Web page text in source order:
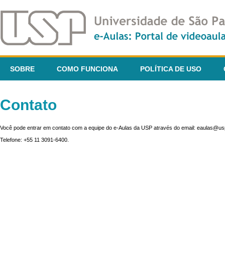
SOBRE COMO FUNCIONA POLÍTICA DE USO
Contato
Você pode entrar em contato com a equipe do e-Aulas da USP através do email:
Telefone: +55 11 3091-6400.